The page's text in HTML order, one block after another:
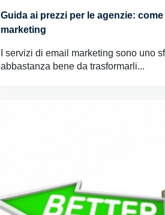
Guida ai prezzi per le agenzie:
marketing
I servizi di email marketing sono uno
abbastanza bene da trasformarli...